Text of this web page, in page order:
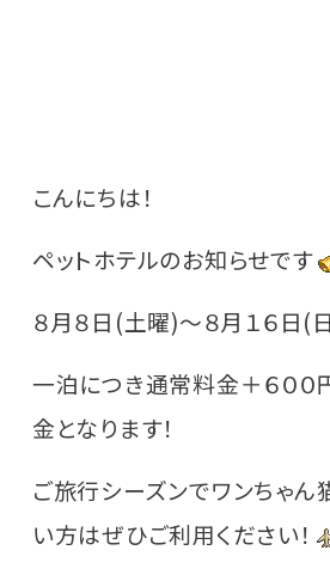
こんにちは！
ペットホテルのお知らせです
８月８日(土曜)～８月１６日(
一泊につき通常料金＋６０
金となります！
ご旅行シーズンでワンちゃん
い方はぜひご利用ください！